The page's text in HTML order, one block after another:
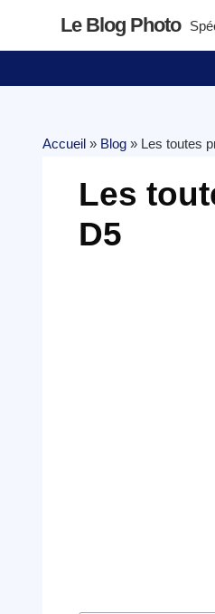
Le Blog Photo
Accueil » Blog » Les toutes
Les
D5